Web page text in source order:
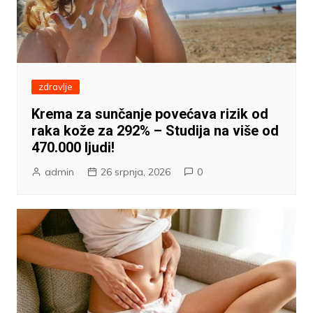
zdravlje
Krema za sunčanje povećava rizik od
raka kože za 292% – Studija na više od
470.000 ljudi!
admin 26 srpnja, 2026 0